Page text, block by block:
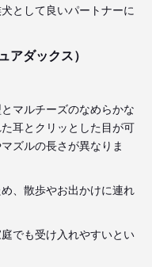
として良いパートナーに
アダックス）
マルチーズのなめらかな
耳とクリッとした目が可
ズルの長さが異なりま
、散歩やお出かけに連れ
でも受け入れやすいとい